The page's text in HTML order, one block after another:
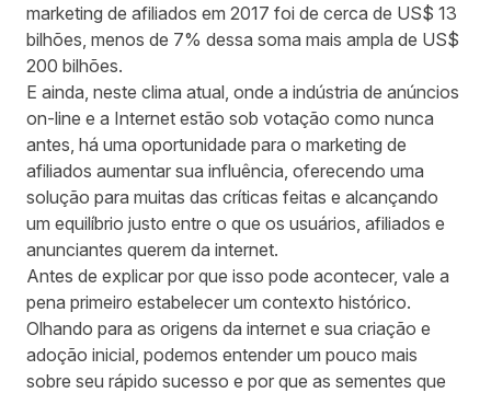
marketing de afiliados em 2017 foi de cerca de US$ 13
bilhões, menos de 7% dessa soma mais ampla de US$
200 bilhões.
E ainda, neste clima atual, onde a indústria de anúncios
on-line e a Internet estão sob votação como nunca
antes, há uma oportunidade para o marketing de
afiliados aumentar sua influência, oferecendo uma
solução para muitas das críticas feitas e alcançando
um equilíbrio justo entre o que os usuários, afiliados e
anunciantes querem da internet.
Antes de explicar por que isso pode acontecer, vale a
pena primeiro estabelecer um contexto histórico.
Olhando para as origens da internet e sua criação e
adoção inicial, podemos entender um pouco mais
sobre seu rápido sucesso e por que as sementes que